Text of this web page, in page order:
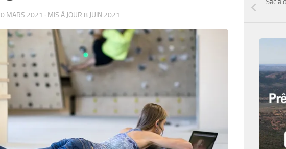
MARS 2021 · MIS À JOUR 8 JUIN 2021